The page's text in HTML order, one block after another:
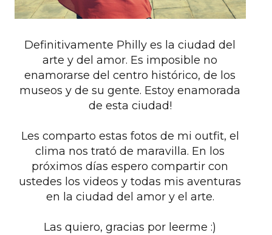
Definitivamente Philly es la ciudad del
arte y del amor. Es imposible no
enamorarse del centro histórico, de los
museos y de su gente. Estoy enamorada
de esta ciudad!
Les comparto estas fotos de mi outfit, el
clima nos trató de maravilla. En los
próximos días espero compartir con
ustedes los videos y todas mis aventuras
en la ciudad del amor y el arte.
Las quiero, gracias por leerme :)